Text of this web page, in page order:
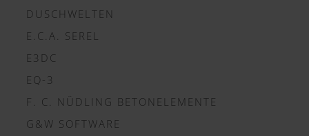
DUSCHWELTEN
E.C.A. SEREL
E3DC
EQ-3
F. C. NÜDLING BETONELEMENTE
G&W SOFTWARE